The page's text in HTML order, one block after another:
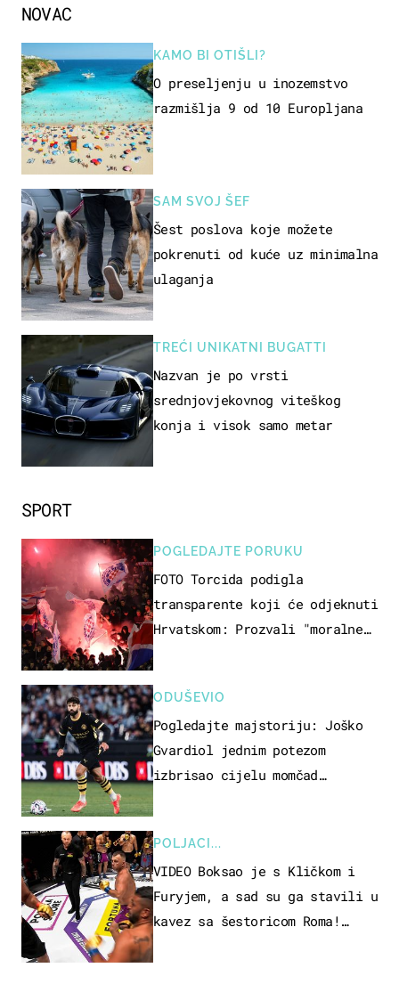
SPORT
POGLEDAJTE PORUKU
FOTO Torcida podigla
transparente koji će odjeknuti
Hrvatskom: Prozvali "moralne
ODUŠEVIO
Pogledajte majstoriju: Joško
Gvardiol jednim potezom
izbrisao cijelu momčad
POLJACI...
VIDEO Boksao je s Kličkom i
Furyjem, a sad su ga stavili u
kavez sa šestoricom Roma!
NOVAC
KAMO BI OTIŠLI?
O preseljenju u inozemstvo
razmišlja 9 od 10 Europljana
SAM SVOJ ŠEF
Šest poslova koje možete
pokrenuti od kuće uz minimalna
ulaganja
TREĆI UNIKATNI BUGATTI
Nazvan je po vrsti
srednjovjekovnog viteškog
konja i visok samo metar